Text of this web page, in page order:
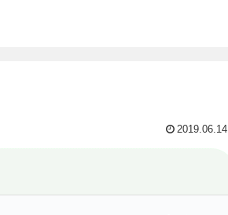
2019.06.14